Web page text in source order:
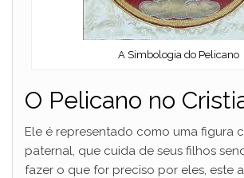
A Simbologia do Pelicano
O Pelicano no
Ele é representado como uma figura
paternal, que cuida de seus filhos
fazer o que for preciso por eles, este